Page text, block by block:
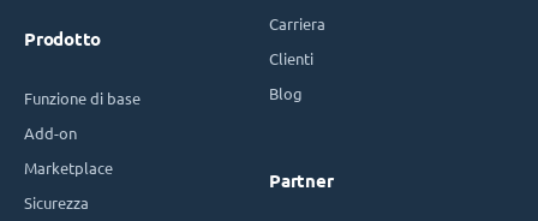
Prodotto
Funzione di base
Add-on
Marketplace
Sicurezza
Carriera
Clienti
Blog
Partner